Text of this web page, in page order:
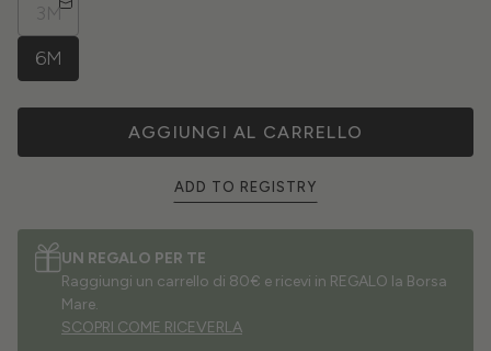
3M
6M
AGGIUNGI AL CARRELLO
ADD TO REGISTRY
UN REGALO PER TE
Raggiungi un carrello di 80€ e ricevi in REGALO la Borsa
Mare.
SCOPRI COME RICEVERLA